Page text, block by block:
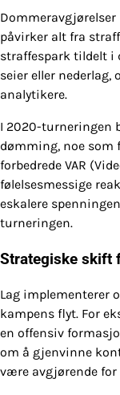
påvirker alt fra
straffespark tildelt i
seier eller nederlag,
analytikere.
I 2020-turneringen
dømming, noe som
forbedrede VAR
følelsesmessige
eskalere
turneringen.
Strategiske skift
Lag implementerer
kampens flyt. For
en offensiv
om å gjenvinne
være avgjørende for